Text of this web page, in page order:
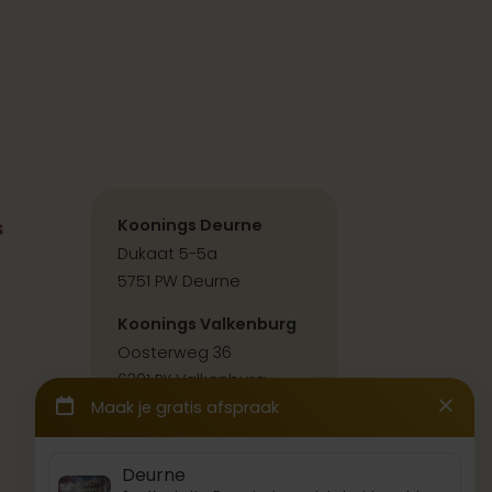
Koonings Deurne
Dukaat 5-5a
5751 PW Deurne
Koonings Valkenburg
Oosterweg 36
6301 PX Valkenburg
Contact & route